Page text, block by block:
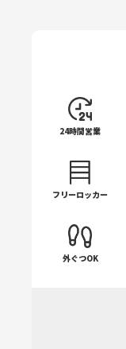
24時間営業
フリーロッカー
外ぐつOK